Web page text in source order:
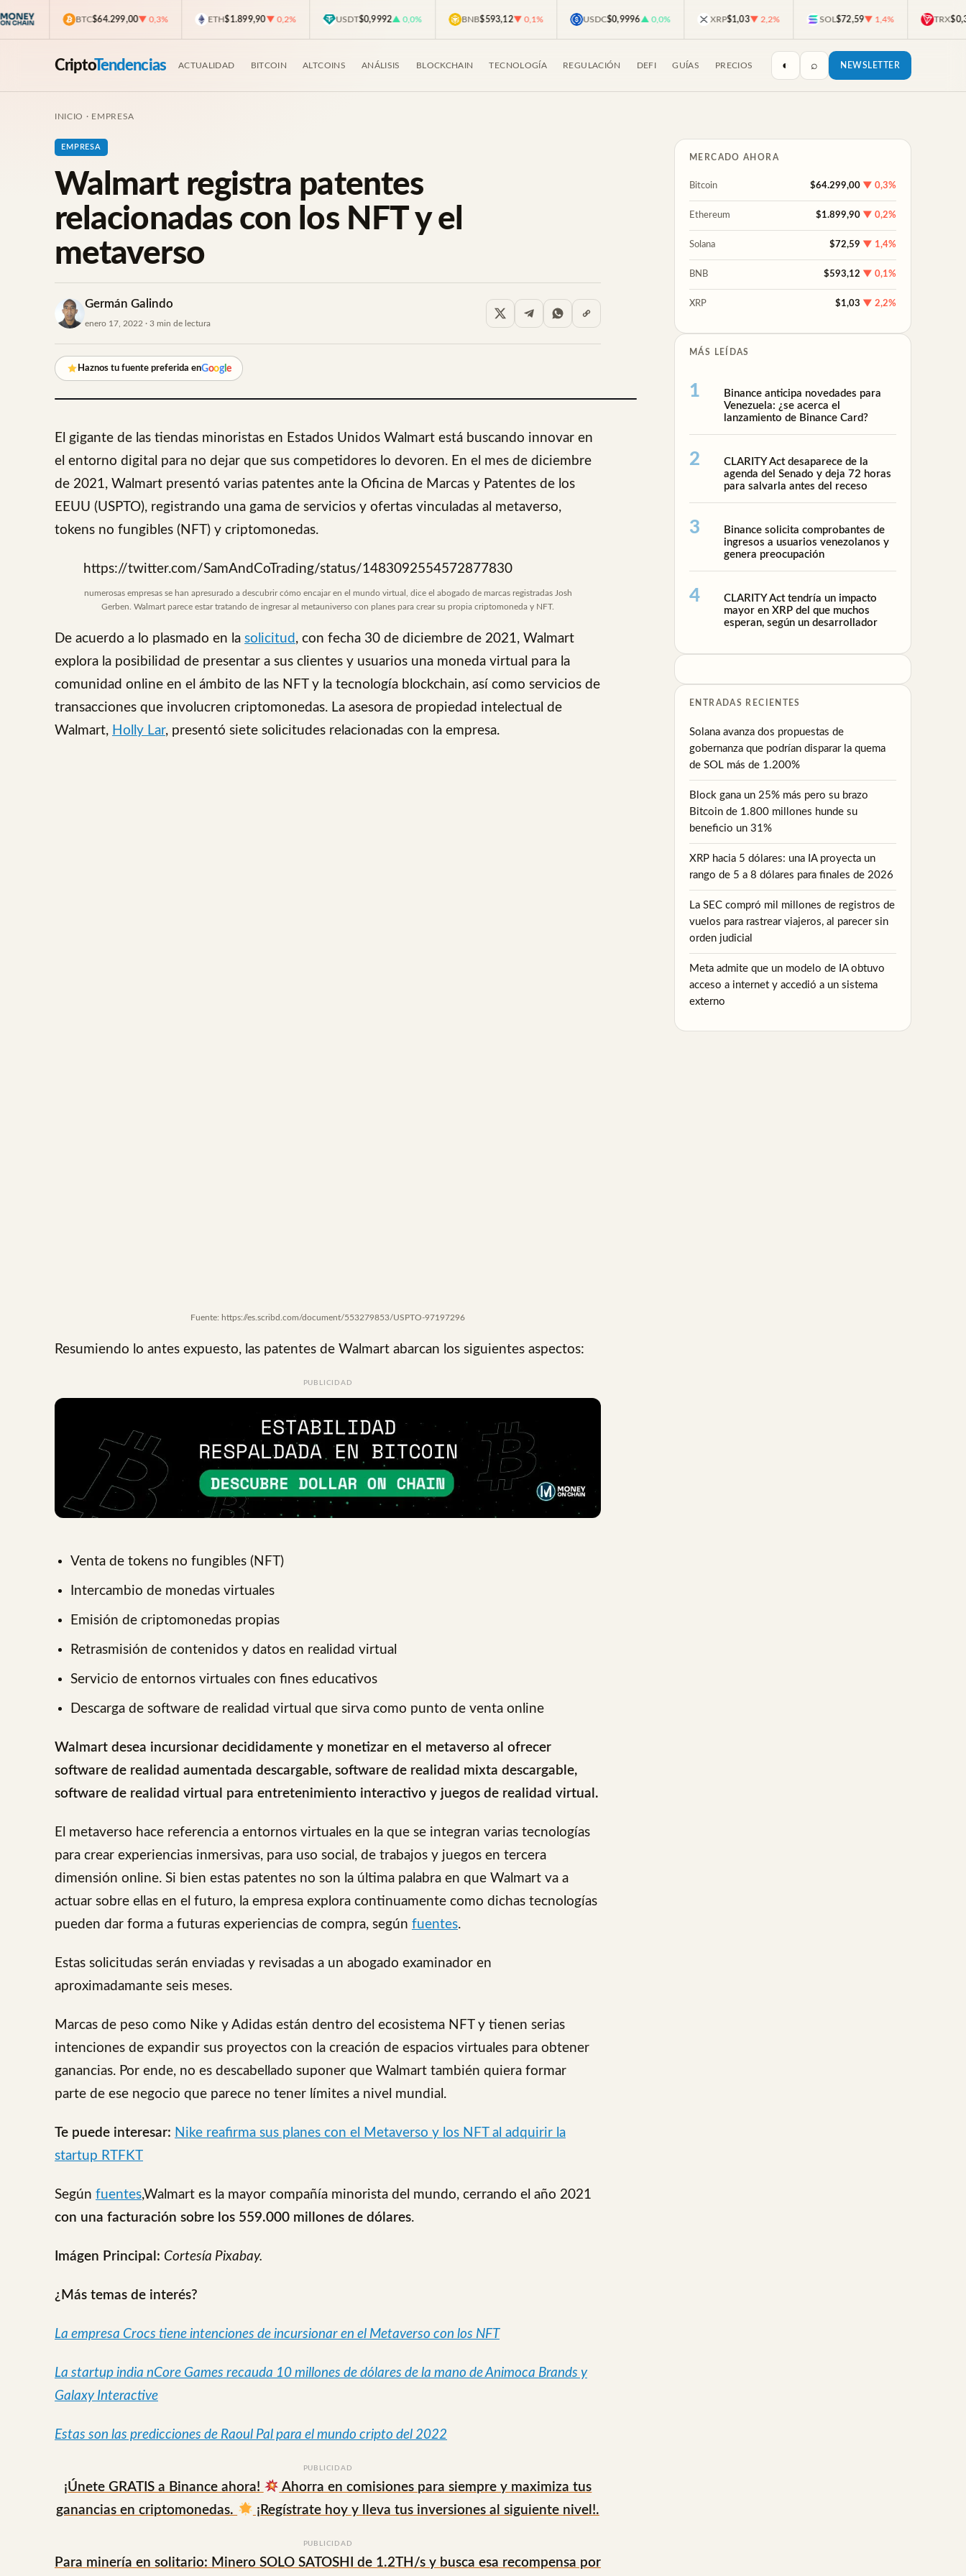
BTC$64.299,00▼ 0,3% ETH$1.899,90▼ 0,2% USDT$0,9992▲ 0,0% BNB$593,12▼ 0,1% USDC$0,9996▲ 0,0% XRP$1,03▼ 2,2% SOL$72,59▼ 1,4% TRX$0,3274
CriptoTendencias ACTUALIDAD BITCOIN ALTCOINS ANÁLISIS BLOCKCHAIN TECNOLOGÍA REGULACIÓN DEFI GUÍAS PRECIOS ◐ ⌕ NEWSLETTER
INICIO · EMPRESA
EMPRESA
Walmart registra patentes
relacionadas con los NFT y el
metaverso
Germán Galindo
enero 17, 2022 · 3 min de lectura
Haznos tu fuente preferida enGoogle
El gigante de las tiendas minoristas en Estados Unidos Walmart está buscando innovar en
el entorno digital para no dejar que sus competidores lo devoren. En el mes de diciembre
de 2021, Walmart presentó varias patentes ante la Oficina de Marcas y Patentes de los
EEUU (USPTO), registrando una gama de servicios y ofertas vinculadas al metaverso,
tokens no fungibles (NFT) y criptomonedas.
https://twitter.com/SamAndCoTrading/status/1483092554572877830
numerosas empresas se han apresurado a descubrir cómo encajar en el mundo virtual, dice el abogado de marcas registradas Josh
Gerben. Walmart parece estar tratando de ingresar al metauniverso con planes para crear su propia criptomoneda y NFT.
De acuerdo a lo plasmado en la solicitud , con fecha 30 de diciembre de 2021, Walmart
explora la posibilidad de presentar a sus clientes y usuarios una moneda virtual para la
comunidad online en el ámbito de las NFT y la tecnología blockchain, así como servicios de
transacciones que involucren criptomonedas. La asesora de propiedad intelectual de
Walmart, Holly Lar, presentó siete solicitudes relacionadas con la empresa.
Fuente: https://es.scribd.com/document/553279853/USPTO-97197296
Resumiendo lo antes expuesto, las patentes de Walmart abarcan los siguientes aspectos:
PUBLICIDAD
Venta de tokens no fungibles (NFT)
Intercambio de monedas virtuales
Emisión de criptomonedas propias
Retrasmisión de contenidos y datos en realidad virtual
Servicio de entornos virtuales con fines educativos
Descarga de software de realidad virtual que sirva como punto de venta online
Walmart desea incursionar decididamente y monetizar en el metaverso al ofrecer
software de realidad aumentada descargable, software de realidad mixta descargable,
software de realidad virtual para entretenimiento interactivo y juegos de realidad virtual.
El metaverso hace referencia a entornos virtuales en la que se integran varias tecnologías
para crear experiencias inmersivas, para uso social, de trabajos y juegos en tercera
dimensión online. Si bien estas patentes no son la última palabra en que Walmart va a
actuar sobre ellas en el futuro, la empresa explora continuamente como dichas tecnologías
pueden dar forma a futuras experiencias de compra, según fuentes.
Estas solicitudas serán enviadas y revisadas a un abogado examinador en
aproximadamante seis meses.
Marcas de peso como Nike y Adidas están dentro del ecosistema NFT y tienen serias
intenciones de expandir sus proyectos con la creación de espacios virtuales para obtener
ganancias. Por ende, no es descabellado suponer que Walmart también quiera formar
parte de ese negocio que parece no tener límites a nivel mundial.
Te puede interesar: Nike reafirma sus planes con el Metaverso y los NFT al adquirir la
startup RTFKT
Según fuentes,Walmart es la mayor compañía minorista del mundo, cerrando el año 2021
con una facturación sobre los 559.000 millones de dólares.
Imágen Principal: Cortesía Pixabay.
¿Más temas de interés?
La empresa Crocs tiene intenciones de incursionar en el Metaverso con los NFT
La startup india nCore Games recauda 10 millones de dólares de la mano de Animoca Brands y
Galaxy Interactive
Estas son las predicciones de Raoul Pal para el mundo cripto del 2022
PUBLICIDAD
¡Únete GRATIS a Binance ahora!
Ahorra en comisiones para siempre y maximiza tus
ganancias en criptomonedas.
¡Regístrate hoy y lleva tus inversiones al siguiente nivel!.
PUBLICIDAD
Para minería en solitario: Minero SOLO SATOSHI de 1.2TH/s y busca esa recompensa por
MERCADO AHORA
Bitcoin $64.299,00 ▼ 0,3%
Ethereum $1.899,90 ▼ 0,2%
Solana $72,59 ▼ 1,4%
BNB $593,12 ▼ 0,1%
XRP $1,03 ▼ 2,2%
MÁS LEÍDAS
Binance anticipa novedades para
Venezuela: ¿se acerca el
lanzamiento de Binance Card?
CLARITY Act desaparece de la
agenda del Senado y deja 72 horas
para salvarla antes del receso
Binance solicita comprobantes de
ingresos a usuarios venezolanos y
genera preocupación
CLARITY Act tendría un impacto
mayor en XRP del que muchos
esperan, según un desarrollador
ENTRADAS RECIENTES
Solana avanza dos propuestas de
gobernanza que podrían disparar la quema
de SOL más de 1.200%
Block gana un 25% más pero su brazo
Bitcoin de 1.800 millones hunde su
beneficio un 31%
XRP hacia 5 dólares: una IA proyecta un
rango de 5 a 8 dólares para finales de 2026
La SEC compró mil millones de registros de
vuelos para rastrear viajeros, al parecer sin
orden judicial
Meta admite que un modelo de IA obtuvo
acceso a internet y accedió a un sistema
externo